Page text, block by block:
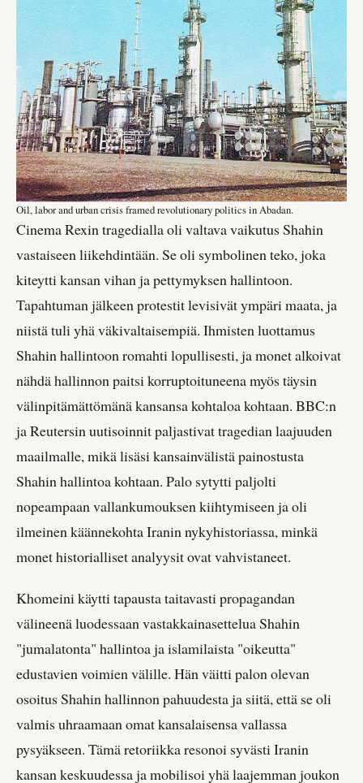
Oil, labor and urban crisis framed revolutionary politics in Abadan.
Cinema Rexin tragedialla oli valtava vaikutus Shahin
vastaiseen liikehdintään. Se oli symbolinen teko, joka
kiteytti kansan vihan ja pettymyksen hallintoon.
Tapahtuman jälkeen protestit levisivät ympäri maata, ja
niistä tuli yhä väkivaltaisempiä. Ihmisten luottamus
Shahin hallintoon romahti lopullisesti, ja monet alkoivat
nähdä hallinnon paitsi korruptoituneena myös täysin
välinpitämättömänä kansansa kohtaloa kohtaan. BBC:n
ja Reutersin uutisoinnit paljastivat tragedian laajuuden
maailmalle, mikä lisäsi kansainvälistä painostusta
Shahin hallintoa kohtaan. Palo sytytti paljolti
nopeampaan vallankumouksen kiihtymiseen ja oli
ilmeinen käännekohta Iranin nykyhistoriassa, minkä
monet historialliset analyysit ovat vahvistaneet.
Khomeini käytti tapausta taitavasti propagandan
välineenä luodessaan vastakkainasettelua Shahin
"jumalatonta" hallintoa ja islamilaista "oikeutta"
edustavien voimien välille. Hän väitti palon olevan
osoitus Shahin hallinnon pahuudesta ja siitä, että se oli
valmis uhraamaan omat kansalaisensa vallassa
pysyäkseen. Tämä retoriikka resonoi syvästi Iranin
kansan keskuudessa ja mobilisoi yhä laajemman joukon